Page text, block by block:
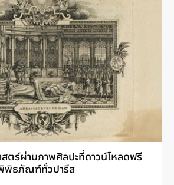
สตร์ผ่านภาพศิลปะที่ดาวน์โหลดฟรี
พิธภัณฑ์ทั่วปารีส